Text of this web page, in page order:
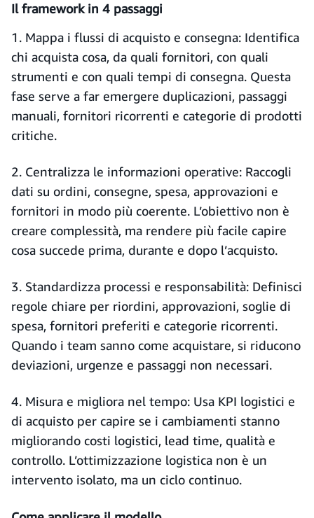
Il framework in 4 passaggi
1. Mappa i flussi di acquisto e consegna: Identifica
chi acquista cosa, da quali fornitori, con quali
strumenti e con quali tempi di consegna. Questa
fase serve a far emergere duplicazioni, passaggi
manuali, fornitori ricorrenti e categorie di prodotti
critiche.
2. Centralizza le informazioni operative: Raccogli
dati su ordini, consegne, spesa, approvazioni e
fornitori in modo più coerente. L’obiettivo non è
creare complessità, ma rendere più facile capire
cosa succede prima, durante e dopo l’acquisto.
3. Standardizza processi e responsabilità: Definisci
regole chiare per riordini, approvazioni, soglie di
spesa, fornitori preferiti e categorie ricorrenti.
Quando i team sanno come acquistare, si riducono
deviazioni, urgenze e passaggi non necessari.
4. Misura e migliora nel tempo: Usa KPI logistici e
di acquisto per capire se i cambiamenti stanno
migliorando costi logistici, lead time, qualità e
controllo. L’ottimizzazione logistica non è un
intervento isolato, ma un ciclo continuo.